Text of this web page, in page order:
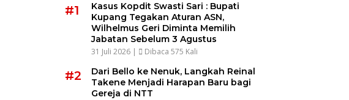
#1
Kasus Kopdit Swasti Sari : Bupati
Kupang Tegakan Aturan ASN,
Wilhelmus Geri Diminta Memilih
Jabatan Sebelum 3 Agustus
31 Juli 2026 | Dibaca 575 Kali
#2
Dari Bello ke Nenuk, Langkah Reinal
Takene Menjadi Harapan Baru bagi
Gereja di NTT